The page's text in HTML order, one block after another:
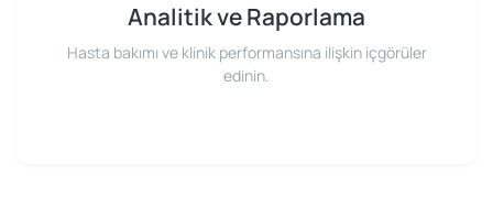
Analitik ve Raporlama
Hasta bakımı ve klinik performansına ilişkin içgörüler
edinin.